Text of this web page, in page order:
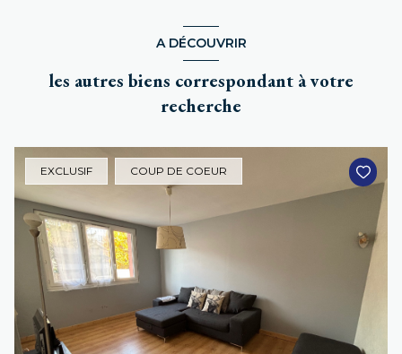
A DÉCOUVRIR
les autres biens correspondant à votre
recherche
EXCLUSIF COUP DE COEUR